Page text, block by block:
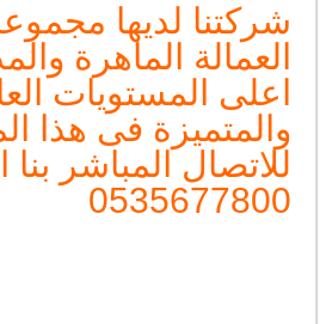
شركتنا لديها
العمالة الماهرة
اعلى المستويات
والمتميزة فى هذا
للاتصال المباشر
0535677800